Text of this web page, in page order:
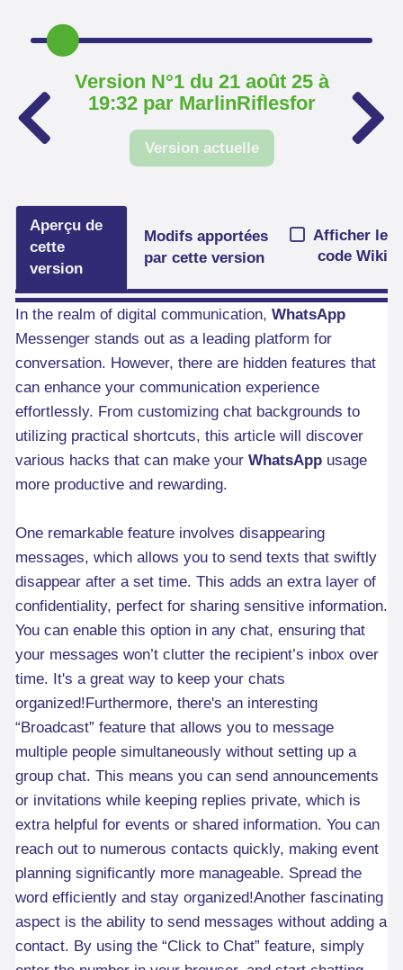
Version N°1 du 21 août 25 à
19:32 par MarlinRiflesfor
Version actuelle
Aperçu de
cette
version
Modifs apportées
par cette version
Afficher le
code Wiki